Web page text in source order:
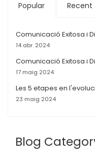
Popular Recent
Comunicació Exitosa i
14 abr. 2024
Comunicació Exitosa i
17 maig 2024
Les 5 etapes en
23 maig 2024
Blog